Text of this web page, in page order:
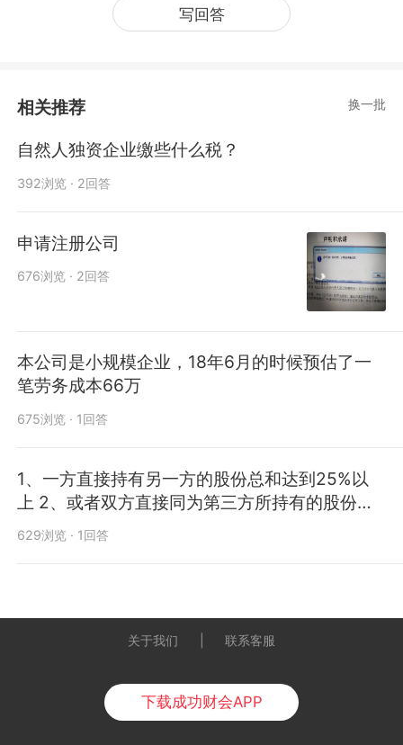
写回答
相关推荐 换一批
自然人独资企业缴些什么税？
392浏览 · 2回答
申请注册公司
676浏览 · 2回答
本公司是小规模企业，18年6月的时候预估了一
笔劳务成本66万
675浏览 · 1回答
1、一方直接持有另一方的股份总和达到25%以
上 2、或者双方直接同为第三方所持有的股份达
到25%以上
629浏览 · 1回答
关于我们 联系客服
下载成功财会APP